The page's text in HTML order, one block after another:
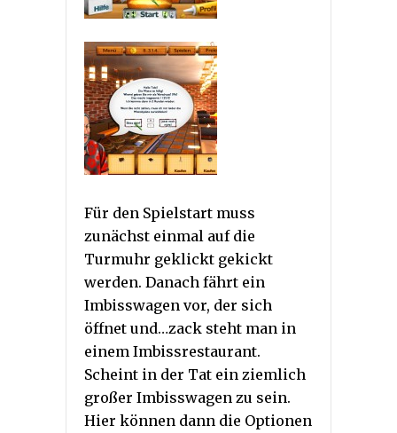
Für den Spielstart muss
zunächst einmal auf die
Turmuhr geklickt gekickt
werden. Danach fährt ein
Imbisswagen vor, der sich
öffnet und…zack steht man in
einem Imbissrestaurant.
Scheint in der Tat ein ziemlich
großer Imbisswagen zu sein.
Hier können dann die Optionen